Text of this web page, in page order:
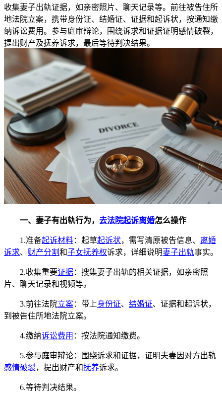
收集妻子出轨证据，如亲密照片、聊天记录等。前往被告住所
地法院立案，携带身份证、结婚证、证据和起诉状，按通知缴
纳诉讼费用。参与庭审辩论，围绕诉求和证据证明感情破裂，
提出财产及抚养诉求，最后等待判决结果。
一、妻子有出轨行为， 去法院起诉离婚怎么操作
1.准备起诉材料：起草起诉状，需写清原被告信息、 离婚
诉求、 财产分割 和子女抚养权诉求，详细说明妻子出轨事实。
2.收集重要证据：搜集妻子出轨的相关证据，如亲密照
片、聊天记录和视频等。
3.前往法院立案：带上身份证、 结婚证、证据和起诉状，
到被告住所地法院立案。
4.缴纳诉讼费用 ：按法院通知缴费。
5.参与庭审辩论：围绕诉求和证据，证明夫妻因对方出轨
感情破裂，提出财产和抚养诉求。
6.等待判决结果。